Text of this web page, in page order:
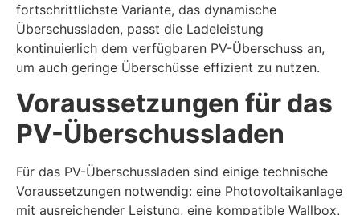
fortschrittlichste Variante, das dynamische
Überschussladen, passt die Ladeleistung
kontinuierlich dem verfügbaren PV-Überschuss an,
um auch geringe Überschüsse effizient zu nutzen.
Voraussetzungen für das
PV-Überschussladen
Für das PV-Überschussladen sind einige technische
Voraussetzungen notwendig: eine Photovoltaikanlage
mit ausreichender Leistung, eine kompatible Wallbox,